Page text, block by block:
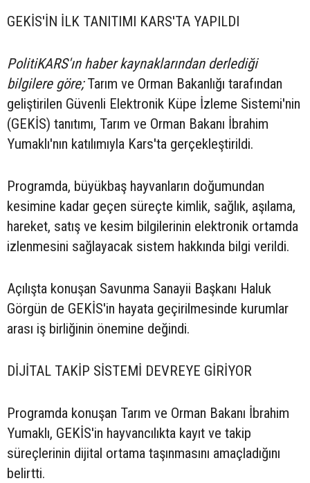
GEKİS'İN İLK TANITIMI KARS'TA YAPILDI
PolitiKARS'ın haber kaynaklarından derlediği
bilgilere göre;Tarım ve Orman Bakanlığı tarafından
geliştirilen Güvenli Elektronik Küpe İzleme Sistemi'nin
(GEKİS) tanıtımı, Tarım ve Orman Bakanı İbrahim
Yumaklı'nın katılımıyla Kars'ta gerçekleştirildi.
Programda, büyükbaş hayvanların doğumundan
kesimine kadar geçen süreçte kimlik, sağlık, aşılama,
hareket, satış ve kesim bilgilerinin elektronik ortamda
izlenmesini sağlayacak sistem hakkında bilgi verildi.
Açılışta konuşan Savunma Sanayii Başkanı Haluk
Görgün de GEKİS'in hayata geçirilmesinde kurumlar
arası iş birliğinin önemine değindi.
DİJİTAL TAKİP SİSTEMİ DEVREYE GİRİYOR
Programda konuşan Tarım ve Orman Bakanı İbrahim
Yumaklı, GEKİS'in hayvancılıkta kayıt ve takip
süreçlerinin dijital ortama taşınmasını amaçladığını
belirtti.